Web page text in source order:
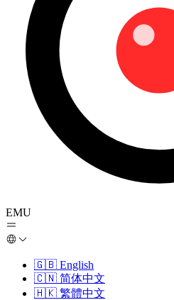
EMU
🇬🇧 English
🇨🇳 简体中文
🇭🇰 繁體中文